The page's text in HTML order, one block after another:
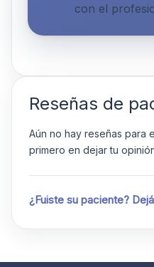
con el
Reseñas de
Aún no hay reseñas para
primero en dejar tu
¿Fuiste su paciente?